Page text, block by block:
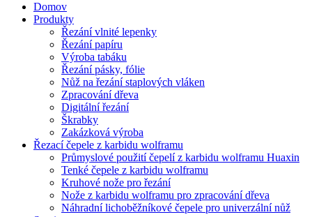
Domov
Produkty
Řezání vlnité lepenky
Řezání papíru
Výroba tabáku
Řezání pásky, fólie
Nůž na řezání staplových vláken
Zpracování dřeva
Digitální řezání
Škrabky
Zakázková výroba
Řezací čepele z karbidu wolframu
Průmyslové použití čepelí z karbidu wolframu Huaxin
Tenké čepele z karbidu wolframu
Kruhové nože pro řezání
Nože z karbidu wolframu pro zpracování dřeva
Náhradní lichoběžníkové čepele pro univerzální nůž